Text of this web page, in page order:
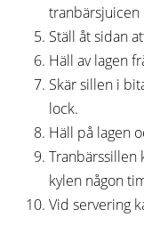
tranbärsjuicen
Ställ åt sidan
Häll av lagen
Skär sillen i
lock.
Häll på lagen
Tranbärssillen
kylen någon
Vid servering